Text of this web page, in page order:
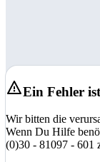
Ein Fehler
Wir bitten die
Wenn Du Hilfe
(0)30 - 81097 - 601